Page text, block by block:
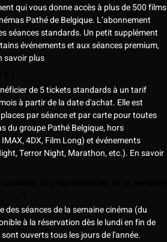
qui vous donne accès à plus de 500 films
Pathé de Belgique. L’abonnement
séances standards. Un petit supplément
événements et aux séances premium,
savoir plus
de 5 tickets standards à un tarif
à partir de la date d'achat. Elle est
par séance et par carte pour toutes
du groupe Pathé Belgique, hors
4DX, Film Long) et événements
Terror Night, Marathon, etc.). En savoir
séances de la semaine cinéma (du
à la réservation dès le lundi en fin de
ouverts tous les jours de l'année.